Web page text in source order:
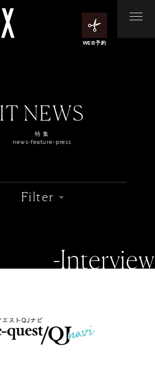
WEB予約
IT NEWS
特 集
news-feature-press
Filter
-Interview